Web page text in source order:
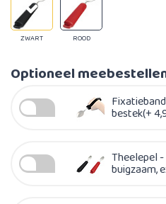
ZWART ROOD
Optioneel
bestek(+
Theelepel
buigzaam,